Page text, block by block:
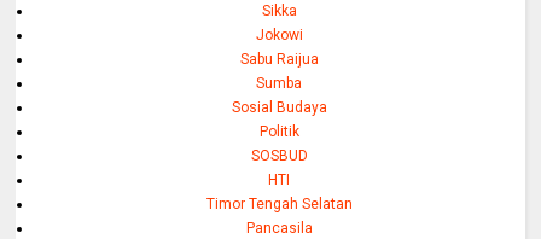
Sikka
Jokowi
Sabu Raijua
Sumba
Sosial Budaya
Politik
SOSBUD
HTI
Timor Tengah Selatan
Pancasila